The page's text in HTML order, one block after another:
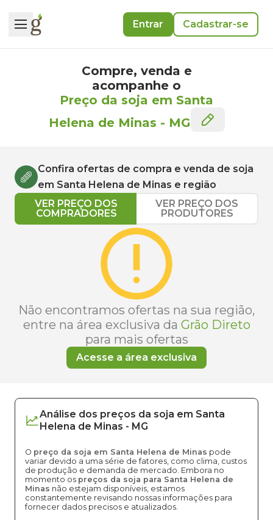
Entrar Cadastrar-se
Compre, venda e
acompanhe o
Preço da soja em Santa
Helena de Minas - MG
Confira ofertas de compra e venda de soja
em Santa Helena de Minas e região
VER PREÇO DOS
COMPRADORES
VER PREÇO DOS
PRODUTORES
Não encontramos ofertas na sua região,
entre na área exclusiva da Grão Direto
para mais ofertas
Acesse a área exclusiva
Análise dos preços da soja em Santa
Helena de Minas - MG
O preço da soja em Santa Helena de Minas pode
variar devido a uma série de fatores, como clima, custos
de produção e demanda de mercado. Embora no
momento os preços da soja para Santa Helena de
Minas não estejam disponíveis, estamos
constantemente revisando nossas informações para
fornecer dados precisos e atualizados.